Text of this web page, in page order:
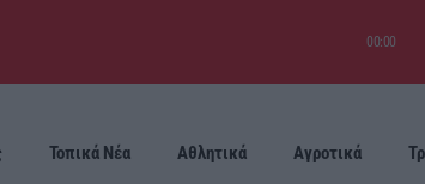
00:00
Τοπικά Νέα Αθλητικά Αγροτικά